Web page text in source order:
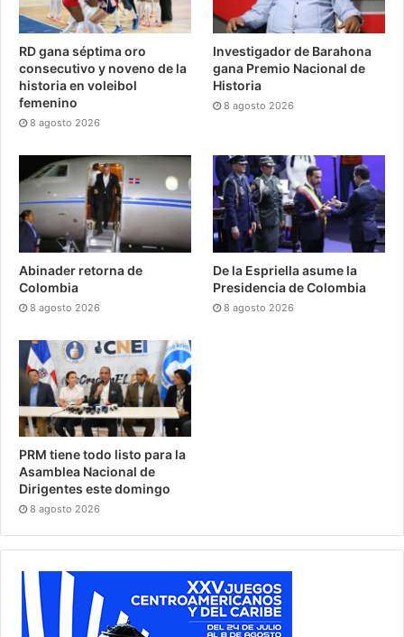
RD gana séptima oro
consecutivo y noveno de la
historia en voleibol
femenino
8 agosto 2026
Investigador de Barahona
gana Premio Nacional de
Historia
8 agosto 2026
Abinader retorna de
Colombia
8 agosto 2026
De la Espriella asume la
Presidencia de Colombia
8 agosto 2026
PRM tiene todo listo para la
Asamblea Nacional de
Dirigentes este domingo
8 agosto 2026